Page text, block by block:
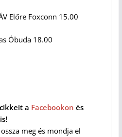
Előre Foxconn 15.00
Óbuda 18.00
cikkeit a Facebookon és
meg és mondja el